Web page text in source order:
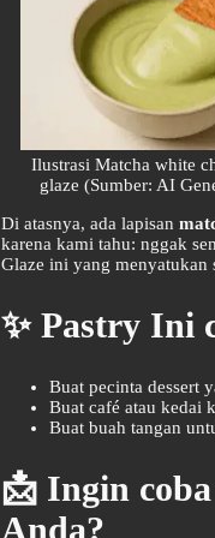
Ilustrasi Matcha white
glaze (Sumber: AI
Di atasnya, ada lapisan
karena kami tahu: nggak
Glaze ini yang
✨ Pastry Ini
Buat pecinta dessert
Buat café atau kedai
Buat buah tangan
📩 Ingin
Anda?